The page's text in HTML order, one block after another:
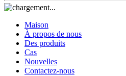
Maison
À propos de nous
Des produits
Cas
Nouvelles
Contactez-nous